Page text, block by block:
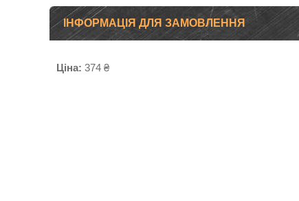
ІНФОРМАЦІЯ ДЛЯ ЗАМОВЛЕННЯ
Ціна: 374 ₴